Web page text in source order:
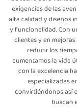
exigencias de las
alta calidad y diseños
y funcionalidad. Con
clientes y en
reducir los
aumentamos la vida
con la excelencia
especializadas
convirtiéndonos así
buscan